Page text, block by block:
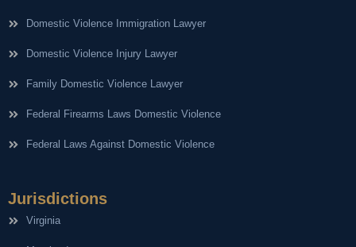
Domestic Violence Immigration Lawyer
Domestic Violence Injury Lawyer
Family Domestic Violence Lawyer
Federal Firearms Laws Domestic Violence
Federal Laws Against Domestic Violence
Jurisdictions
Virginia